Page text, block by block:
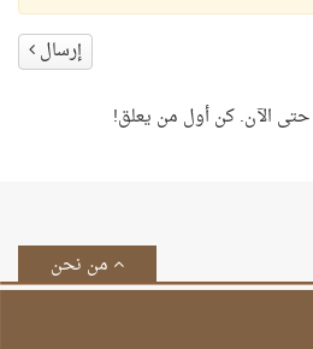
إرسال
حتى الآن. كن أول من يعلق!
من نحن